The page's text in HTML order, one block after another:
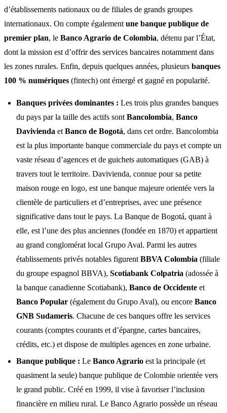
d’établissements nationaux ou de filiales de grands groupes
internationaux. On compte également une banque publique de
premier plan, le Banco Agrario de Colombia, détenu par l’État,
dont la mission est d’offrir des services bancaires notamment dans
les zones rurales. Enfin, depuis quelques années, plusieurs banques
100 % numériques (fintech) ont émergé et gagné en popularité.
Banques privées dominantes : Les trois plus grandes banques
du pays par la taille des actifs sont Bancolombia, Banco
Davivienda et Banco de Bogotá, dans cet ordre. Bancolombia
est la plus importante banque commerciale du pays et compte un
vaste réseau d’agences et de guichets automatiques (GAB) à
travers tout le territoire. Davivienda, connue pour sa petite
maison rouge en logo, est une banque majeure orientée vers la
clientèle de particuliers et d’entreprises, avec une présence
significative dans tout le pays. La Banque de Bogotá, quant à
elle, est l’une des plus anciennes (fondée en 1870) et appartient
au grand conglomérat local Grupo Aval. Parmi les autres
établissements privés notables figurent BBVA Colombia (filiale
du groupe espagnol BBVA), Scotiabank Colpatria (adossée à
la banque canadienne Scotiabank), Banco de Occidente et
Banco Popular (également du Grupo Aval), ou encore Banco
GNB Sudameris. Chacune de ces banques offre les services
courants (comptes courants et d’épargne, cartes bancaires,
crédits, etc.) et dispose de multiples agences en zone urbaine.
Banque publique : Le Banco Agrario est la principale (et
quasiment la seule) banque publique de Colombie orientée vers
le grand public. Créé en 1999, il vise à favoriser l’inclusion
financière en milieu rural. Le Banco Agrario possède un réseau